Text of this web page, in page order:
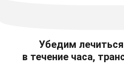
Убедим
в течение часа,